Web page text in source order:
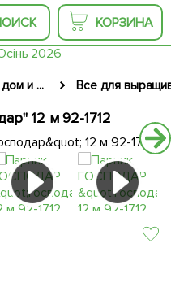
КОРЗИНА
и ... Все для
12 м 92-1712